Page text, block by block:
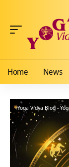
Home News
Yoga Vidya Blog -